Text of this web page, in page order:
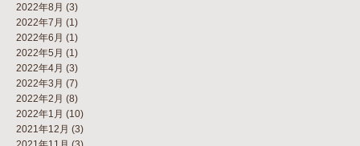
2022年8月 (3)
2022年7月 (1)
2022年6月 (1)
2022年5月 (1)
2022年4月 (3)
2022年3月 (7)
2022年2月 (8)
2022年1月 (10)
2021年12月 (3)